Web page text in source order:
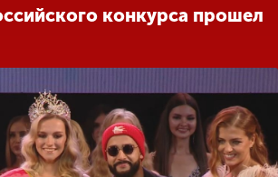
конкурса прошел